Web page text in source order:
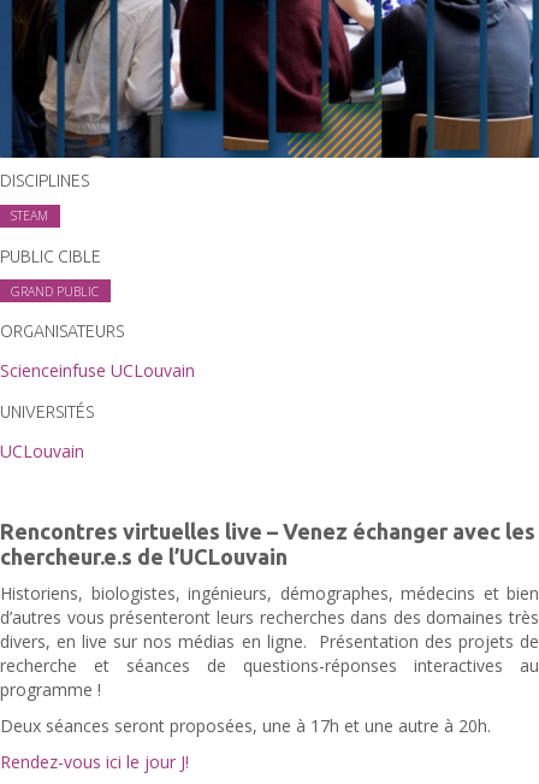
DISCIPLINES
STEAM
PUBLIC CIBLE
GRAND PUBLIC
ORGANISATEURS
Scienceinfuse UCLouvain
UNIVERSITÉS
UCLouvain
Rencontres virtuelles live – Venez échanger avec les
chercheur.e.s de l’UCLouvain
Historiens, biologistes, ingénieurs, démographes, médecins et bien
d’autres vous présenteront leurs recherches dans des domaines très
divers, en live sur nos médias en ligne. Présentation des projets de
recherche et séances de questions-réponses interactives au
programme !
Deux séances seront proposées, une à 17h et une autre à 20h.
Rendez-vous ici le jour J!